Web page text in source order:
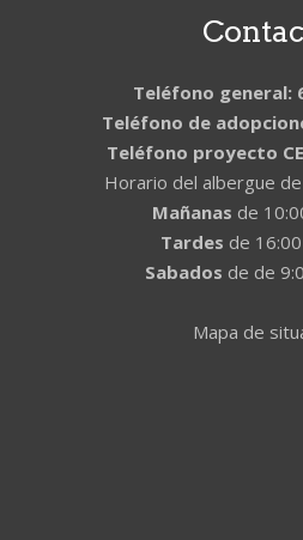
Teléfono general:
Teléfono de
Teléfono proyecto
Horario del albergue
Mañanas de
Tardes de
Sabados de de
Mapa de